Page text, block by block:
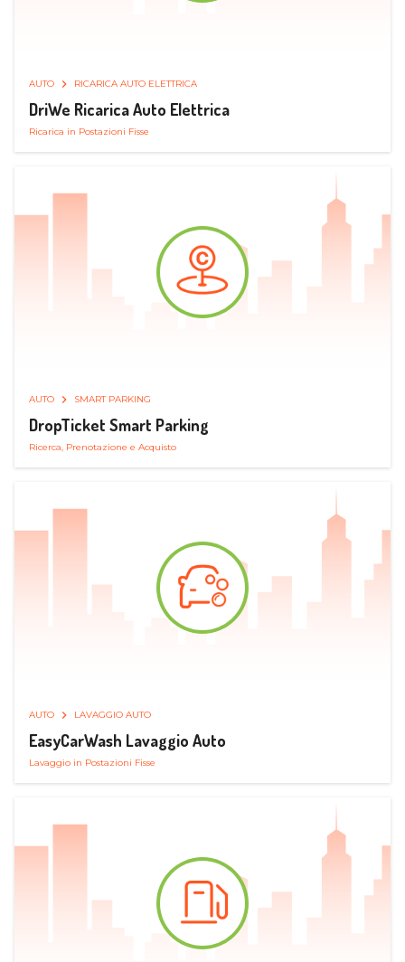
AUTO RICARICA AUTO ELETTRICA
DriWe Ricarica Auto Elettrica
Ricarica in Postazioni Fisse
AUTO SMART PARKING
DropTicket Smart Parking
Ricerca, Prenotazione e Acquisto
AUTO LAVAGGIO AUTO
EasyCarWash Lavaggio Auto
Lavaggio in Postazioni Fisse